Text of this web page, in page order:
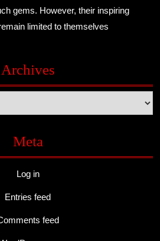
gems. However, their inspiring
limited to themselves
Archives
Meta
Log in
Entries feed
feed